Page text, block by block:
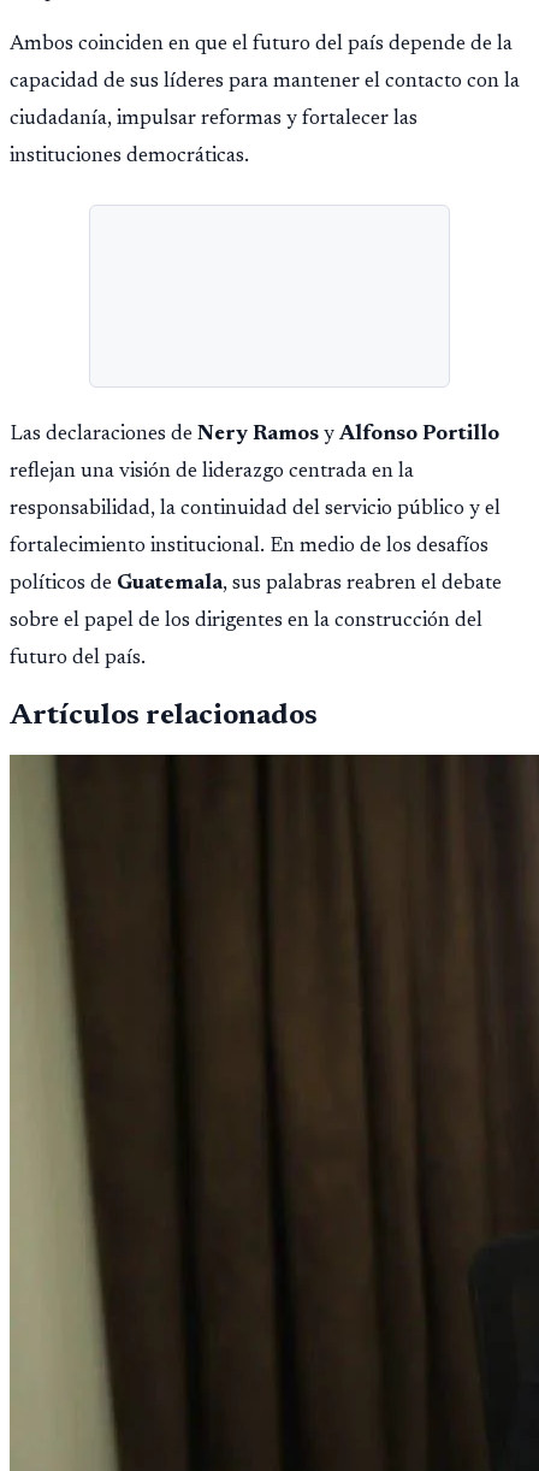
Ambos coinciden en que el futuro del país depende de la
capacidad de sus líderes para mantener el contacto con la
ciudadanía, impulsar reformas y fortalecer las
instituciones democráticas.
Las declaraciones de Nery Ramos yAlfonso Portillo
reflejan una visión de liderazgo centrada en la
responsabilidad, la continuidad del servicio público y el
fortalecimiento institucional. En medio de los desafíos
políticos de Guatemala, sus palabras reabren el debate
sobre el papel de los dirigentes en la construcción del
futuro del país.
Artículos relacionados